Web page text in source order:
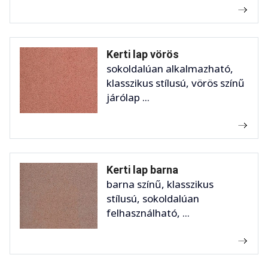
Kerti lap vörös
sokoldalúan alkalmazható,
klasszikus stílusú, vörös színű
járólap ...
Kerti lap barna
barna színű, klasszikus
stílusú, sokoldalúan
felhasználható, ...